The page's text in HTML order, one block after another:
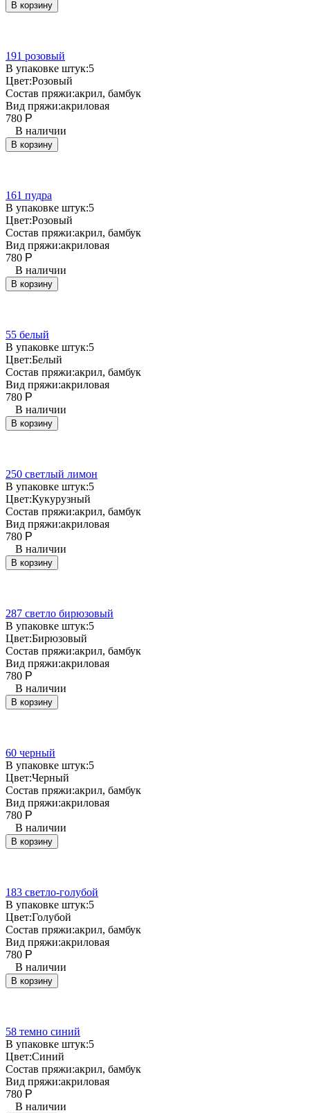
В корзину
191 розовый
В упаковке штук:5
Цвет:Розовый
Состав пряжи:акрил, бамбук
Вид пряжи:акриловая
780 Р
В наличии
В корзину
161 пудра
В упаковке штук:5
Цвет:Розовый
Состав пряжи:акрил, бамбук
Вид пряжи:акриловая
780 Р
В наличии
В корзину
55 белый
В упаковке штук:5
Цвет:Белый
Состав пряжи:акрил, бамбук
Вид пряжи:акриловая
780 Р
В наличии
В корзину
250 светлый лимон
В упаковке штук:5
Цвет:Кукурузный
Состав пряжи:акрил, бамбук
Вид пряжи:акриловая
780 Р
В наличии
В корзину
287 светло бирюзовый
В упаковке штук:5
Цвет:Бирюзовый
Состав пряжи:акрил, бамбук
Вид пряжи:акриловая
780 Р
В наличии
В корзину
60 черный
В упаковке штук:5
Цвет:Черный
Состав пряжи:акрил, бамбук
Вид пряжи:акриловая
780 Р
В наличии
В корзину
183 светло-голубой
В упаковке штук:5
Цвет:Голубой
Состав пряжи:акрил, бамбук
Вид пряжи:акриловая
780 Р
В наличии
В корзину
58 темно синий
В упаковке штук:5
Цвет:Синий
Состав пряжи:акрил, бамбук
Вид пряжи:акриловая
780 Р
В наличии